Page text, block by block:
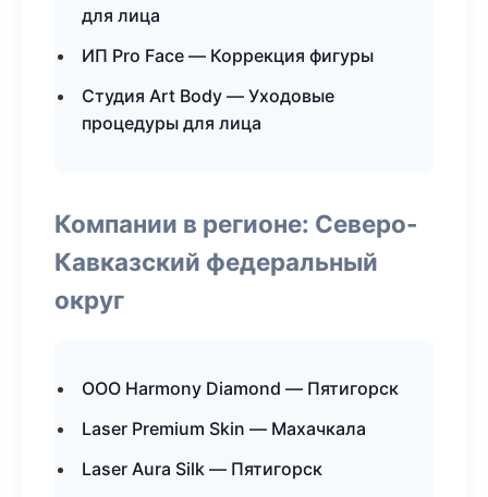
для лица
ИП Pro Face — Коррекция фигуры
Студия Art Body — Уходовые
процедуры для лица
Компании в регионе: Северо-
Кавказский федеральный
округ
ООО Harmony Diamond — Пятигорск
Laser Premium Skin — Махачкала
Laser Aura Silk — Пятигорск